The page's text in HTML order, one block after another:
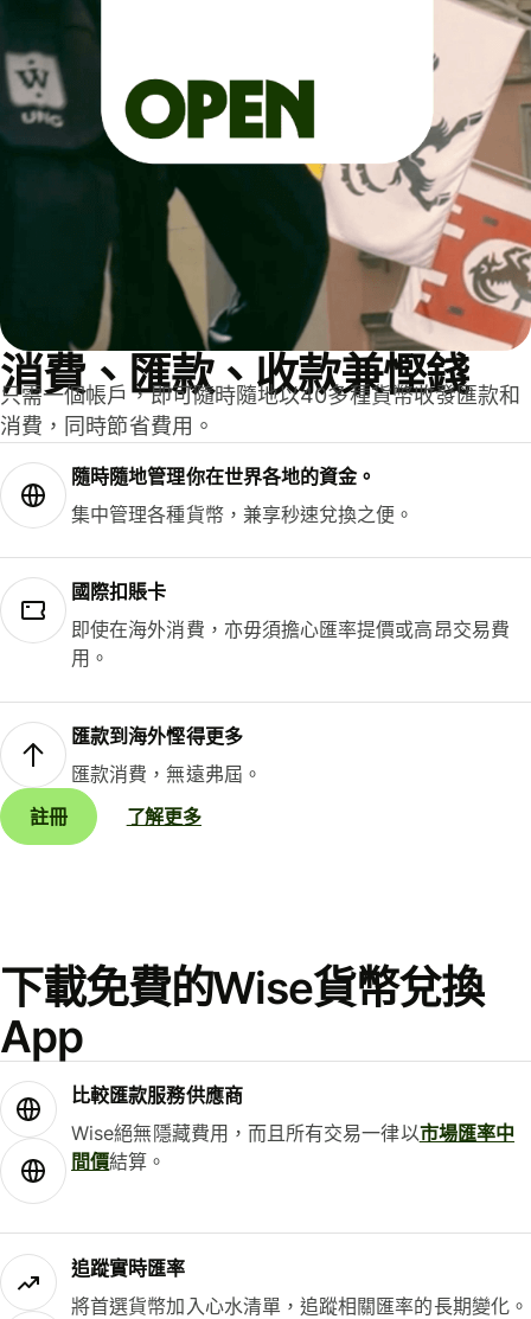
消費、匯款、收款兼慳錢
只需一個帳戶，即可隨時隨地以40多種貨幣收發匯款和
消費，同時節省費用。
隨時隨地管理你在世界各地的資金。
集中管理各種貨幣，兼享秒速兌換之便。
國際扣賬卡
即使在海外消費，亦毋須擔心匯率提價或高昂交易費
用。
匯款到海外慳得更多
匯款消費，無遠弗屆。
註冊
了解更多
下載免費的Wise貨幣兌換
App
比較匯款服務供應商
Wise絕無隱藏費用，而且所有交易一律以市場匯率中
間價結算。
追蹤實時匯率
將首選貨幣加入心水清單，追蹤相關匯率的長期變化。